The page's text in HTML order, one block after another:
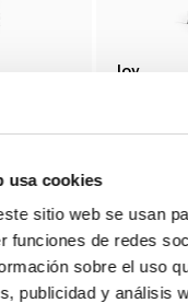
usa cookies
sitio web se usan
funciones de redes
sobre el uso
publicidad y análisis
Joy